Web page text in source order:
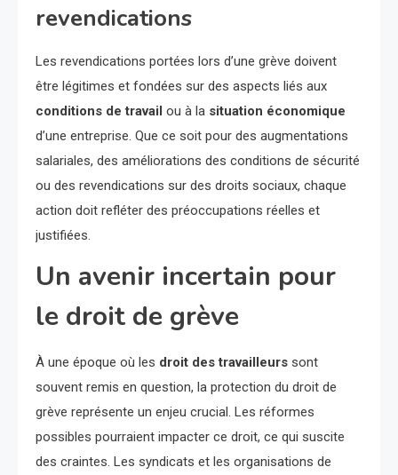
revendications
Les revendications portées lors d’une grève doivent
être légitimes et fondées sur des aspects liés aux
conditions de travail ou à la situation économique
d’une entreprise. Que ce soit pour des augmentations
salariales, des améliorations des conditions de sécurité
ou des revendications sur des droits sociaux, chaque
action doit refléter des préoccupations réelles et
justifiées.
Un avenir incertain pour
le droit de grève
À une époque où les droit des travailleurs sont
souvent remis en question, la protection du droit de
grève représente un enjeu crucial. Les réformes
possibles pourraient impacter ce droit, ce qui suscite
des craintes. Les syndicats et les organisations de